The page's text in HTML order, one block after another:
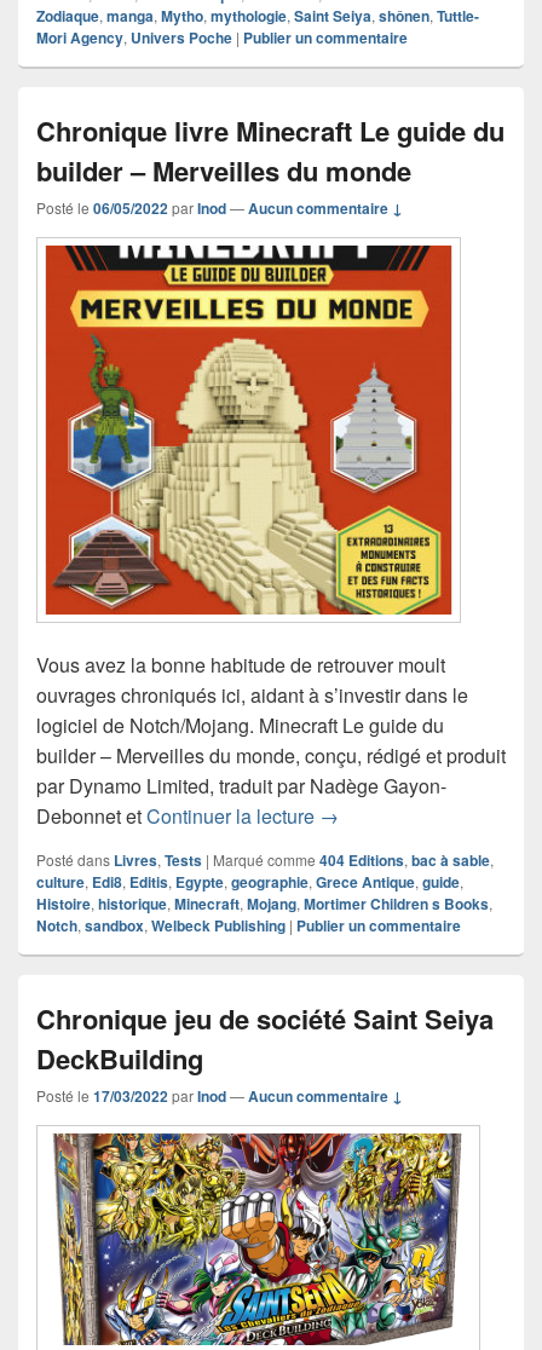
Zodiaque, manga, Mytho, mythologie, Saint Seiya, shônen, Tuttle-
Mori Agency, Univers Poche | Publier un commentaire
Chronique livre Minecraft Le guide du
builder – Merveilles du monde
Posté le 06/05/2022 parInod—Aucun commentaire ↓
Vous avez la bonne habitude de retrouver moult
ouvrages chroniqués ici, aidant à s’investir dans le
logiciel de Notch/Mojang. Minecraft Le guide du
builder – Merveilles du monde, conçu, rédigé et produit
par Dynamo Limited, traduit par Nadège Gayon-
Debonnet etContinuer la lecture Chronique livre
→
Posté dans Livres, Tests | Marqué comme 404 Editions, bac à sable,
culture, Edi8, Editis, Egypte, geographie, Grece Antique, guide,
Histoire, historique, Minecraft, Mojang, Mortimer Children s Books,
Notch, sandbox, Welbeck Publishing | Publier un commentaire
Chronique jeu de société Saint Seiya
DeckBuilding
Posté le 17/03/2022parInod—Aucun commentaire ↓